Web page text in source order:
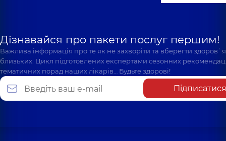
Дізнавайся про пакети послуг першим!
Важлива інформація про те як не захворіти та вберегти
близьких. Цикл підготовлених експертами сезонних
тематичних порад наших лікарів… Будьте здорові!
Підписатися